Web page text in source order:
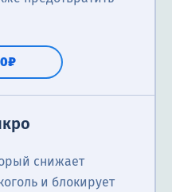
снижает
и блокирует